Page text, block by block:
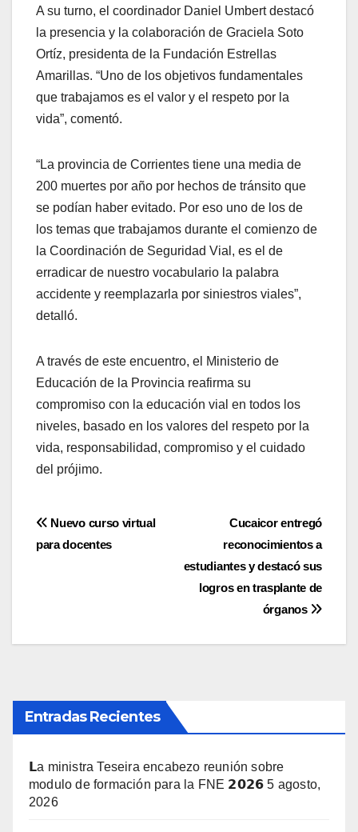
A su turno, el coordinador Daniel Umbert destacó
la presencia y la colaboración de Graciela Soto
Ortíz, presidenta de la Fundación Estrellas
Amarillas. “Uno de los objetivos fundamentales
que trabajamos es el valor y el respeto por la
vida”, comentó.
“La provincia de Corrientes tiene una media de
200 muertes por año por hechos de tránsito que
se podían haber evitado. Por eso uno de los de
los temas que trabajamos durante el comienzo de
la Coordinación de Seguridad Vial, es el de
erradicar de nuestro vocabulario la palabra
accidente y reemplazarla por siniestros viales”,
detalló.
A través de este encuentro, el Ministerio de
Educación de la Provincia reafirma su
compromiso con la educación vial en todos los
niveles, basado en los valores del respeto por la
vida, responsabilidad, compromiso y el cuidado
del prójimo.
Navegación
de
Cucaicor entregó
reconocimientos a
estudiantes y destacó sus
logros en trasplante de
órganos
Nuevo curso virtual
para docentes
Entradas Recientes
𝗟a ministra Teseira encabezo reunión sobre
modulo de formación para la FNE 𝟮𝟬𝟮𝟲 5 agosto,
2026